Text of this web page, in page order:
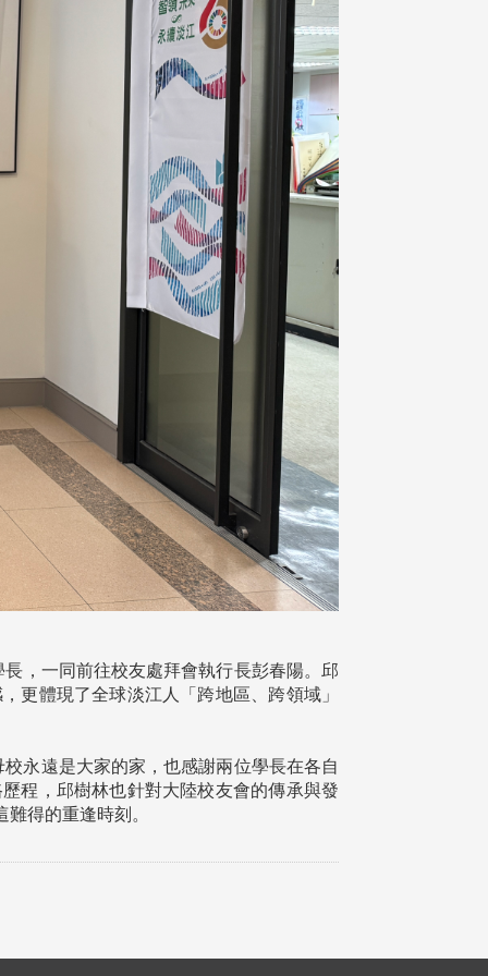
，一同前往校友處拜會執行長彭春陽。邱
更體現了全球淡江人「跨地區、跨領域」
永遠是大家的家，也感謝兩位學長在各自
程，邱樹林也針對大陸校友會的傳承與發
得的重逢時刻。